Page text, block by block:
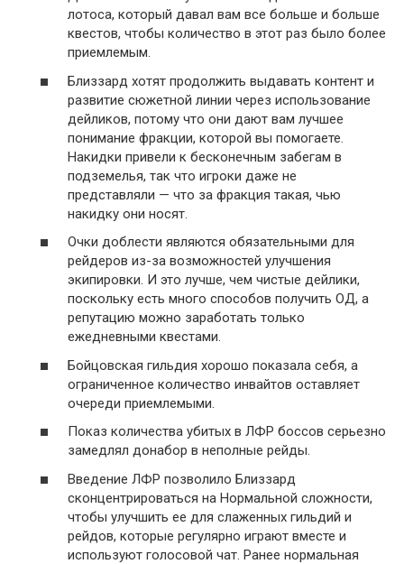
лотоса, который давал вам все больше и больше
квестов, чтобы количество в этот раз было более
приемлемым.
Близзард хотят продолжить выдавать контент и
развитие сюжетной линии через использование
дейликов, потому что они дают вам лучшее
понимание фракции, которой вы помогаете.
Накидки привели к бесконечным забегам в
подземелья, так что игроки даже не
представляли — что за фракция такая, чью
накидку они носят.
Очки доблести являются обязательными для
рейдеров из-за возможностей улучшения
экипировки. И это лучше, чем чистые дейлики,
поскольку есть много способов получить ОД, а
репутацию можно заработать только
ежедневными квестами.
Бойцовская гильдия хорошо показала себя, а
ограниченное количество инвайтов оставляет
очереди приемлемыми.
Показ количества убитых в ЛФР боссов серьезно
замедлял донабор в неполные рейды.
Введение ЛФР позволило Близзард
сконцентрироваться на Нормальной сложности,
чтобы улучшить ее для слаженных гильдий и
рейдов, которые регулярно играют вместе и
используют голосовой чат. Ранее нормальная